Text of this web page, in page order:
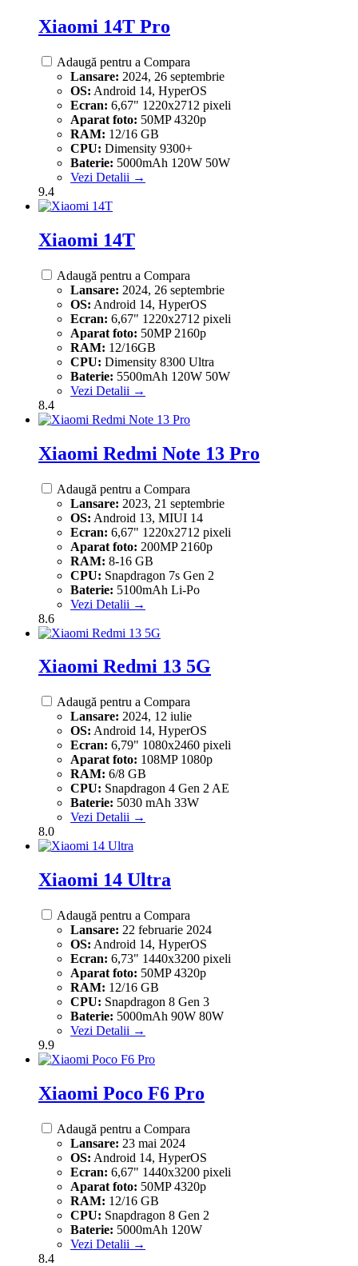
Xiaomi 14T Pro
Adaugă pentru a Compara
Lansare: 2024, 26 septembrie
OS: Android 14, HyperOS
Ecran: 6,67" 1220x2712 pixeli
Aparat foto: 50MP 4320p
RAM: 12/16 GB
CPU: Dimensity 9300+
Baterie: 5000mAh 120W 50W
Vezi Detalii →
9.4
Xiaomi 14T
Adaugă pentru a Compara
Lansare: 2024, 26 septembrie
OS: Android 14, HyperOS
Ecran: 6,67" 1220x2712 pixeli
Aparat foto: 50MP 2160p
RAM: 12/16GB
CPU: Dimensity 8300 Ultra
Baterie: 5500mAh 120W 50W
Vezi Detalii →
8.4
Xiaomi Redmi Note 13 Pro
Adaugă pentru a Compara
Lansare: 2023, 21 septembrie
OS: Android 13, MIUI 14
Ecran: 6,67" 1220x2712 pixeli
Aparat foto: 200MP 2160p
RAM: 8-16 GB
CPU: Snapdragon 7s Gen 2
Baterie: 5100mAh Li-Po
Vezi Detalii →
8.6
Xiaomi Redmi 13 5G
Adaugă pentru a Compara
Lansare: 2024, 12 iulie
OS: Android 14, HyperOS
Ecran: 6,79" 1080x2460 pixeli
Aparat foto: 108MP 1080p
RAM: 6/8 GB
CPU: Snapdragon 4 Gen 2 AE
Baterie: 5030 mAh 33W
Vezi Detalii →
8.0
Xiaomi 14 Ultra
Adaugă pentru a Compara
Lansare: 22 februarie 2024
OS: Android 14, HyperOS
Ecran: 6,73" 1440x3200 pixeli
Aparat foto: 50MP 4320p
RAM: 12/16 GB
CPU: Snapdragon 8 Gen 3
Baterie: 5000mAh 90W 80W
Vezi Detalii →
9.9
Xiaomi Poco F6 Pro
Adaugă pentru a Compara
Lansare: 23 mai 2024
OS: Android 14, HyperOS
Ecran: 6,67" 1440x3200 pixeli
Aparat foto: 50MP 4320p
RAM: 12/16 GB
CPU: Snapdragon 8 Gen 2
Baterie: 5000mAh 120W
Vezi Detalii →
8.4